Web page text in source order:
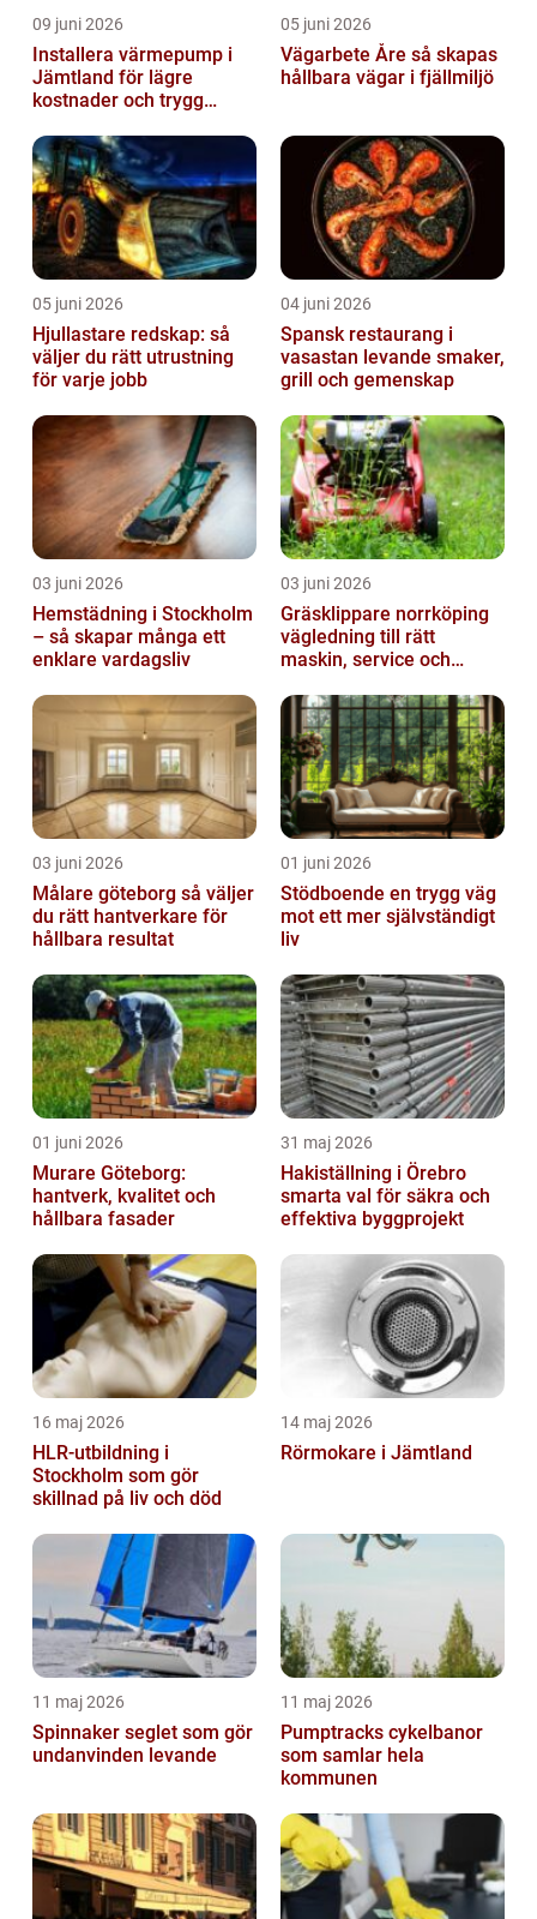
09 juni 2026
Installera värmepump i
Jämtland för lägre
kostnader och trygg
05 juni 2026
Vägarbete Åre så skapas
hållbara vägar i fjällmiljö
05 juni 2026
Hjullastare redskap: så
väljer du rätt utrustning
för varje jobb
04 juni 2026
Spansk restaurang i
vasastan levande smaker,
grill och gemenskap
03 juni 2026
Hemstädning i Stockholm
– så skapar många ett
enklare vardagsliv
03 juni 2026
Gräsklippare norrköping
vägledning till rätt
maskin, service och
03 juni 2026
Målare göteborg så väljer
du rätt hantverkare för
hållbara resultat
01 juni 2026
Stödboende en trygg väg
mot ett mer självständigt
liv
01 juni 2026
Murare Göteborg:
hantverk, kvalitet och
hållbara fasader
31 maj 2026
Hakiställning i Örebro
smarta val för säkra och
effektiva byggprojekt
16 maj 2026
HLR-utbildning i
Stockholm som gör
skillnad på liv och död
14 maj 2026
Rörmokare i Jämtland
11 maj 2026
Spinnaker seglet som gör
undanvinden levande
11 maj 2026
Pumptracks cykelbanor
som samlar hela
kommunen